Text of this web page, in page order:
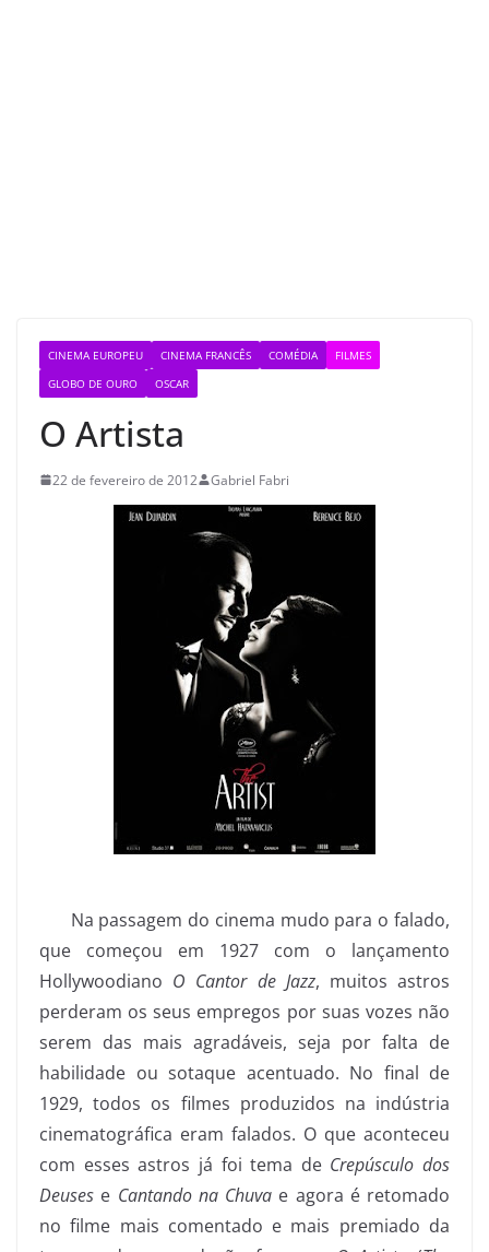
CINEMA EUROPEU CINEMA FRANCÊS COMÉDIA
FILMES
GLOBO DE OURO
OSCAR
O Artista
22 de fevereiro de 2012 Gabriel Fabri
Na passagem do cinema mudo para o falado,
que começou em 1927 com o lançamento
Hollywoodiano O Cantor de Jazz, muitos astros
perderam os seus empregos por suas vozes não
serem das mais agradáveis, seja por falta de
habilidade ou sotaque acentuado. No final de
1929, todos os filmes produzidos na indústria
cinematográfica eram falados. O que aconteceu
com esses astros já foi tema de Crepúsculo dos
Deuses e Cantando na Chuva e agora é retomado
no filme mais comentado e mais premiado da